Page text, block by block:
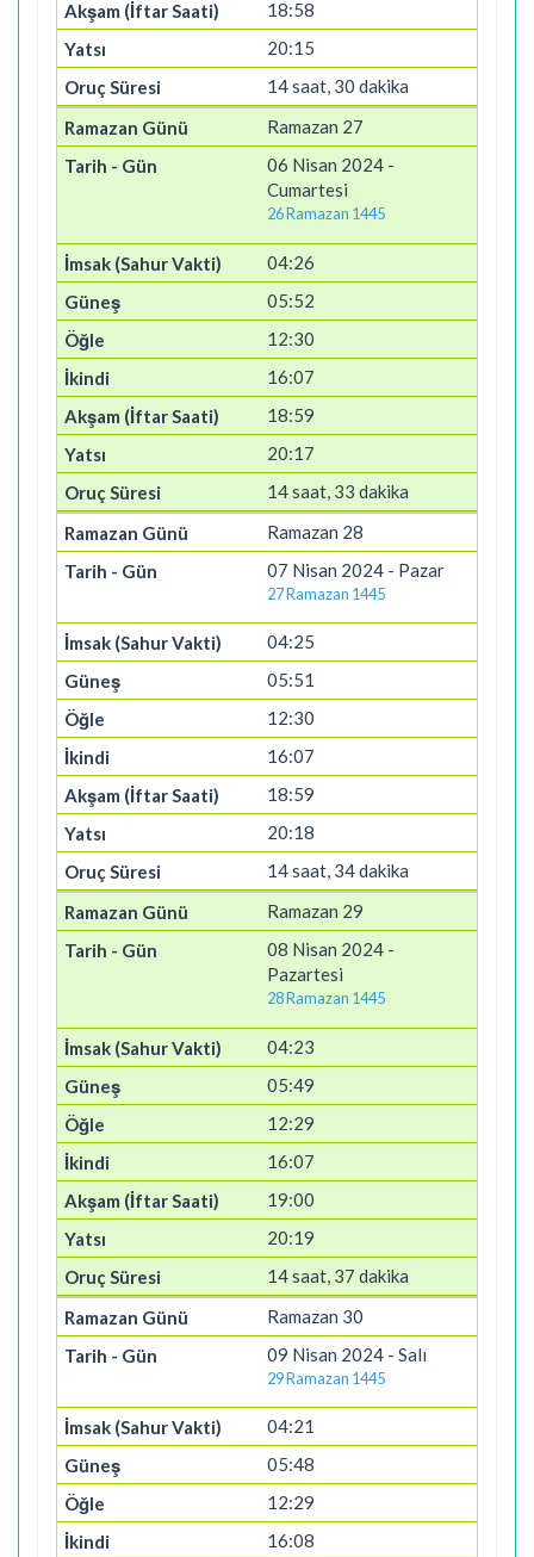
18:58
20:15
14 saat, 30 dakika
Ramazan 27
06 Nisan 2024 -
Cumartesi
26 Ramazan 1445
04:26
05:52
12:30
16:07
18:59
20:17
14 saat, 33 dakika
Ramazan 28
07 Nisan 2024 - Pazar
27 Ramazan 1445
04:25
05:51
12:30
16:07
18:59
20:18
14 saat, 34 dakika
Ramazan 29
08 Nisan 2024 -
Pazartesi
28 Ramazan 1445
04:23
05:49
12:29
16:07
19:00
20:19
14 saat, 37 dakika
Ramazan 30
09 Nisan 2024 - Salı
29 Ramazan 1445
04:21
05:48
12:29
16:08